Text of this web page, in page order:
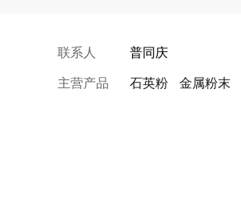
联系人 普同庆
主营产品 石英粉 金属粉末